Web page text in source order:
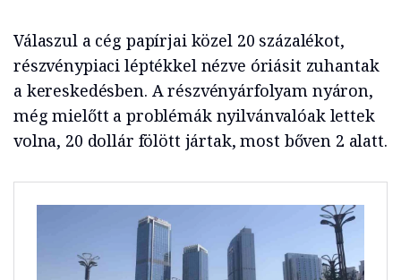
Válaszul a cég papírjai közel 20 százalékot,
részvénypiaci léptékkel nézve óriásit zuhantak
a kereskedésben. A részvényárfolyam nyáron,
még mielőtt a problémák nyilvánvalóak lettek
volna, 20 dollár fölött jártak, most bőven 2 alatt.